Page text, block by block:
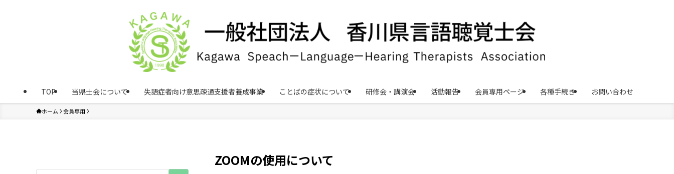
TOP 当県士会について 失語症者向け意思疎通支援者養成事業 ことばの症状について 研修会・講演会 活動報告 会員専用ページ 各種手続き お問い合わせ
ホーム 会員専用
ZOOMの使用について